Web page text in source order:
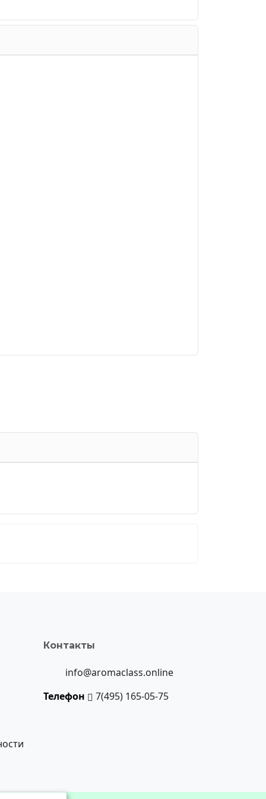
Контакты
info@aromaclass.online
Телефон
7(495) 165-05-75